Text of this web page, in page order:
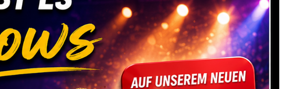
Sendungen 2023
Sendungen 2022
Sendungen 2021
Sendungen 2020